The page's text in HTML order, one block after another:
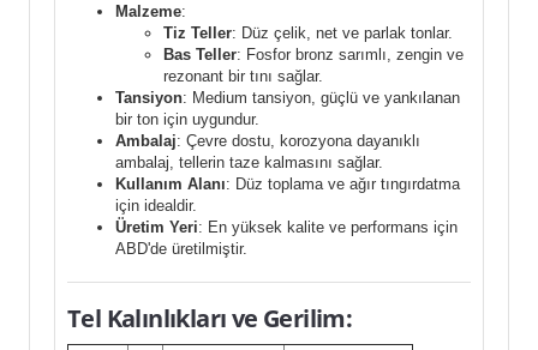
Malzeme:
Tiz Teller: Düz çelik, net ve parlak tonlar.
Bas Teller: Fosfor bronz sarımlı, zengin ve
rezonant bir tını sağlar.
Tansiyon: Medium tansiyon, güçlü ve yankılanan
bir ton için uygundur.
Ambalaj: Çevre dostu, korozyona dayanıklı
ambalaj, tellerin taze kalmasını sağlar.
Kullanım Alanı: Düz toplama ve ağır tıngırdatma
için idealdir.
Üretim Yeri: En yüksek kalite ve performans için
ABD'de üretilmiştir.
Tel Kalınlıkları ve Gerilim: